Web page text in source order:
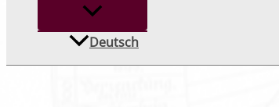
Deutsch